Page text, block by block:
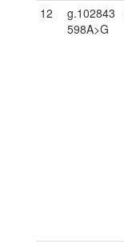
12
g.102843
598A>G